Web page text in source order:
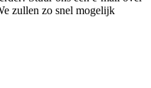
zullen zo snel mogelijk